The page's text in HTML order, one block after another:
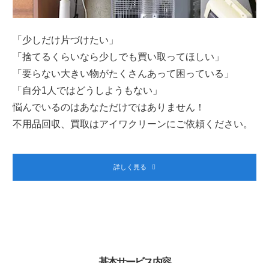
「少しだけ片づけたい」
「捨てるくらいなら少しでも買い取ってほしい」
「要らない大きい物がたくさんあって困っている」
「自分1人ではどうしようもない」
悩んでいるのはあなただけではありません！
不用品回収、買取はアイワクリーンにご依頼ください。
詳しく見る